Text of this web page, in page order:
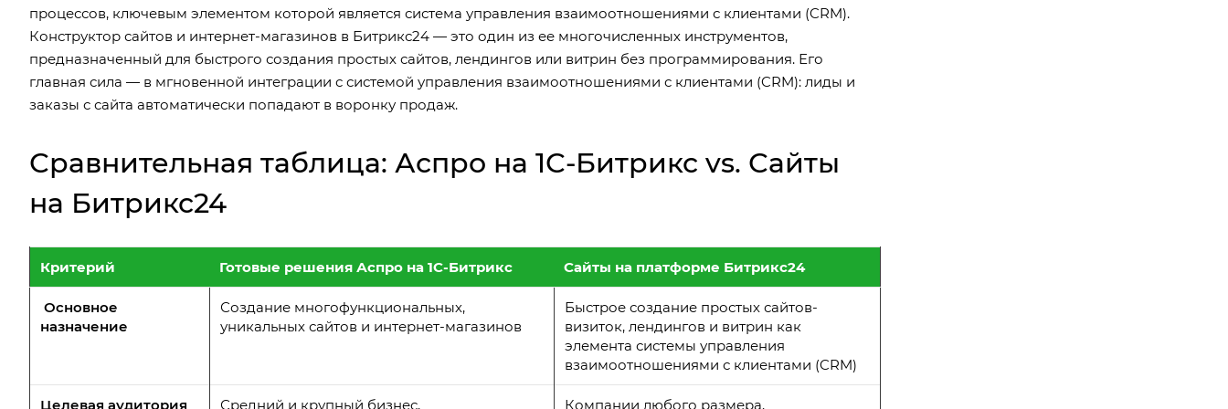
процессов, ключевым элементом которой является система управления взаимоотношениями с клиентами (CRM).
Конструктор сайтов и интернет-магазинов в Битрикс24 — это один из ее многочисленных инструментов,
предназначенный для быстрого создания простых сайтов, лендингов или витрин без программирования. Его
главная сила — в мгновенной интеграции с системой управления взаимоотношениями с клиентами (CRM): лиды и
заказы с сайта автоматически попадают в воронку продаж.
Сравнительная таблица: Аспро на 1С-Битрикс vs. Сайты
на Битрикс24
Критерий Готовые решения Аспро на 1С-Битрикс Сайты на платформе Битрикс24
Основное
назначение
Создание многофункциональных,
уникальных сайтов и интернет-магазинов
Быстрое создание простых сайтов-
визиток, лендингов и витрин как
элемента системы управления
взаимоотношениями с клиентами (CRM)
Целевая аудитория Средний и крупный бизнес, Компании любого размера,